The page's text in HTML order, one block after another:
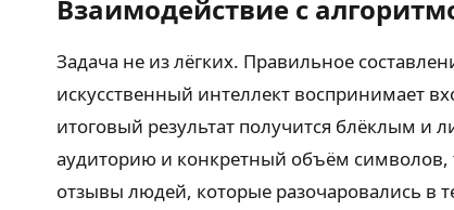
Взаимодействие с
Задача не из лёгких. Правильное
искусственный интеллект воспринимает
итоговый результат получится блёклым и
аудиторию и конкретный объём символов,
отзывы людей, которые разочаровались в